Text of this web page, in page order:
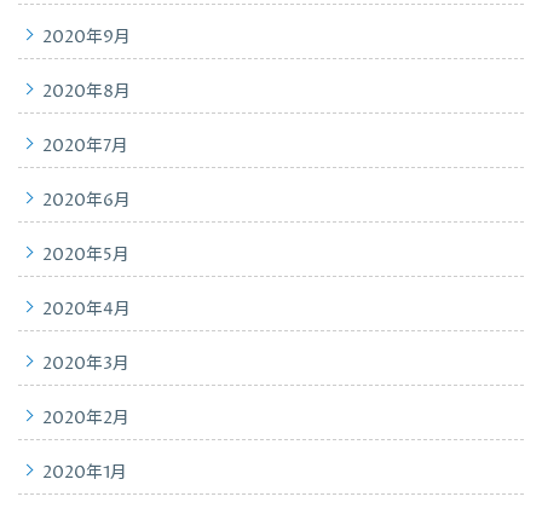
2020年9月
2020年8月
2020年7月
2020年6月
2020年5月
2020年4月
2020年3月
2020年2月
2020年1月